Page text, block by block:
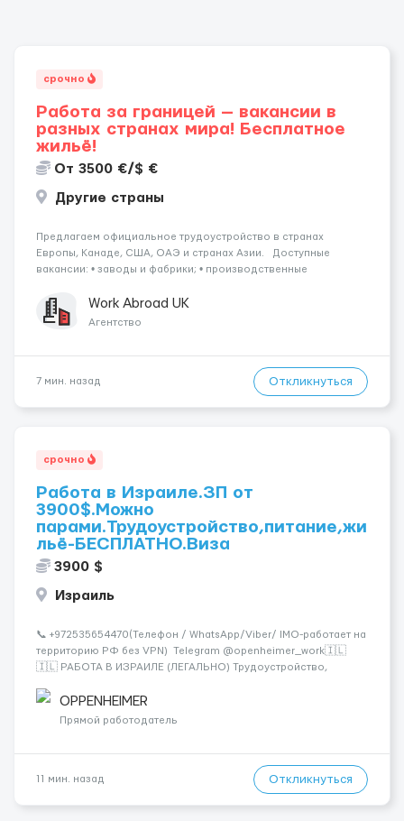
срочно
Работа за границей — вакансии в
разных странах мира! Бесплатное
жильё!
От 3500 €/$ €
Другие страны
Предлагаем официальное трудоустройство в странах
Европы, Канаде, США, ОАЭ и странах Азии. Доступные
вакансии: • заводы и фабрики; • производственные
водители (различные категории); •...
Work Abroad UK
Агентство
7 мин. назад Откликнуться
срочно
Работа в Израиле.ЗП от
3900$.Можно
парами.Трудоустройство,питание,жи
льё-БЕСПЛАТНО.Виза
3900 $
Израиль
📞 +972535654470(Телефон / WhatsApp/Viber/ IMO-работает на
территорию РФ без VPN) Telegram @openheimer_work🇮🇱
🇮🇱 РАБОТА В ИЗРАИЛЕ (ЛЕГАЛЬНО) Трудоустройство,
развитой и цивилизованной стране? Хотите получать досто...
OPPENHEIMER
Прямой работодатель
11 мин. назад Откликнуться